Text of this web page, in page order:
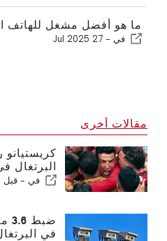
ما هو أفضل مشغل للهاتف
في - 27 Jul 2025
مقالات أخرى
كريستيانو
البرتغال
في - قبل 9 ساعات
في البرتغال